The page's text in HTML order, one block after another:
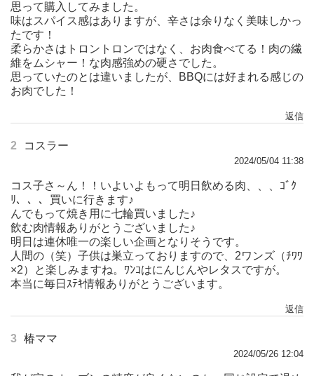
思って購入してみました。
味はスパイス感はありますが、辛さは余りなく美味しかっ
たです！
柔らかさはトロントロンではなく、お肉食べてる！肉の繊
維をムシャー！な肉感強めの硬さでした。
思っていたのとは違いましたが、BBQには好まれる感じの
お肉でした！
返信
2 コスラー
2024/05/04 11:38
コス子さ～ん！！いよいよもって明日飲める肉、、、ｺﾞｸ
ﾘ、、、買いに行きます♪
んでもって焼き用に七輪買いました♪
飲む肉情報ありがとうございました♪
明日は連休唯一の楽しい企画となりそうです。
人間の（笑）子供は巣立っておりますので、2ワンズ（ﾁﾜﾜ
×2）と楽しみますね。ﾜﾝｺはにんじんやレタスですが。
本当に毎日ｽﾃｷ情報ありがとうございます。
返信
3 椿ママ
2024/05/26 12:04